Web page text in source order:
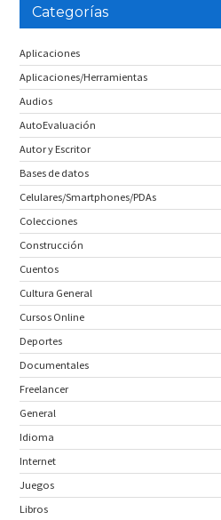
Categorías
Aplicaciones
Aplicaciones/Herramientas
Audios
AutoEvaluación
Autor y Escritor
Bases de datos
Celulares/Smartphones/PDAs
Colecciones
Construcción
Cuentos
Cultura General
Cursos Online
Deportes
Documentales
Freelancer
General
Idioma
Internet
Juegos
Libros